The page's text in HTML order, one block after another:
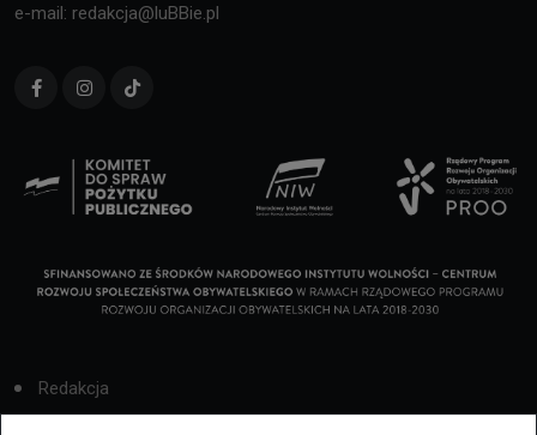
e-mail: redakcja@luBBie.pl
Redakcja